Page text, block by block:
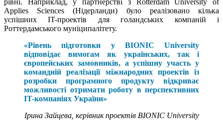
Applies Sciences (Нідерланди) було реалізовано кілька
успішних IT-проектів для голандських компаній і
Роттердамського муніципалітету.
«Рівень підготовки у BIONIC University
відповідає вимогам як українських, так і
європейських замовників, а успішну участь у
командній реалізації міжнародних проектів із
розробки програмного продукту відкриває
можливості отримати роботу в перспективних
IT-компаніях України»
Ірина Зайцева, керівник проектів BIONIC University